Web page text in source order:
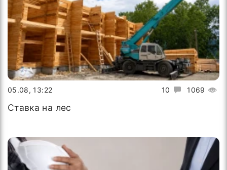
10 1069
05.08, 13:22
Ставка на лес